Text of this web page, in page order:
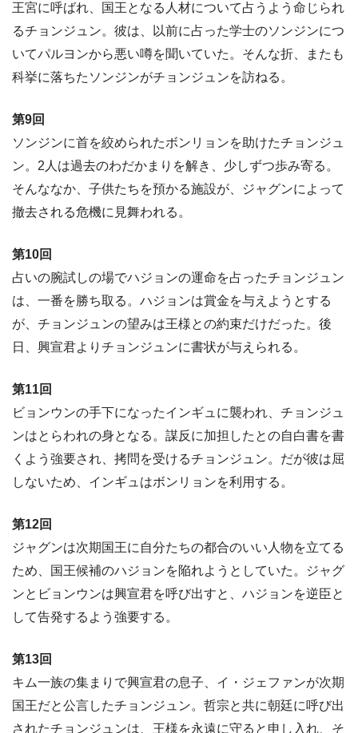
王宮に呼ばれ、国王となる人材について占うよう命じられ
るチョンジュン。彼は、以前に占った学士のソンジンにつ
いてパルヨンから悪い噂を聞いていた。そんな折、またも
科挙に落ちたソンジンがチョンジュンを訪ねる。
第9回
ソンジンに首を絞められたボンリョンを助けたチョンジュ
ン。2人は過去のわだかまりを解き、少しずつ歩み寄る。
そんななか、子供たちを預かる施設が、ジャグンによって
撤去される危機に見舞われる。
第10回
占いの腕試しの場でハジョンの運命を占ったチョンジュン
は、一番を勝ち取る。ハジョンは賞金を与えようとする
が、チョンジュンの望みは王様との約束だけだった。後
日、興宣君よりチョンジュンに書状が与えられる。
第11回
ビョンウンの手下になったインギュに襲われ、チョンジュ
ンはとらわれの身となる。謀反に加担したとの自白書を書
くよう強要され、拷問を受けるチョンジュン。だが彼は屈
しないため、インギュはボンリョンを利用する。
第12回
ジャグンは次期国王に自分たちの都合のいい人物を立てる
ため、国王候補のハジョンを陥れようとしていた。ジャグ
ンとビョンウンは興宣君を呼び出すと、ハジョンを逆臣と
して告発するよう強要する。
第13回
キム一族の集まりで興宣君の息子、イ・ジェファンが次期
国王だと公言したチョンジュン。哲宗と共に朝廷に呼び出
されたチョンジュンは、王様を永遠に守ると申し入れ、そ